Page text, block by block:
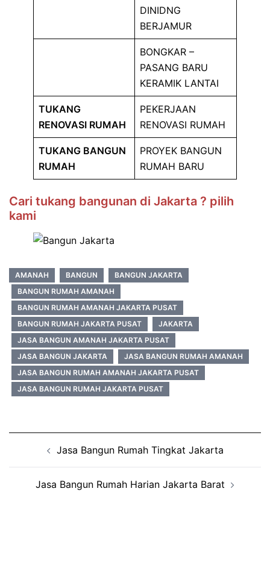
DINIDNG
BERJAMUR
BONGKAR –
PASANG BARU
KERAMIK LANTAI
TUKANG
RENOVASI RUMAH
PEKERJAAN
RENOVASI RUMAH
TUKANG BANGUN
RUMAH
PROYEK BANGUN
RUMAH BARU
Cari tukang bangunan di Jakarta ? pilih
kami
AMANAH BANGUN
BANGUN JAKARTA
BANGUN RUMAH AMANAH
BANGUN RUMAH AMANAH JAKARTA PUSAT
BANGUN RUMAH JAKARTA PUSAT
JAKARTA
JASA BANGUN AMANAH JAKARTA PUSAT
JASA BANGUN JAKARTA
JASA BANGUN RUMAH AMANAH
JASA BANGUN RUMAH AMANAH JAKARTA PUSAT
JASA BANGUN RUMAH JAKARTA PUSAT
navigationJasa Bangun Rumah Tingkat Jakarta
Jasa Bangun Rumah Harian Jakarta Barat